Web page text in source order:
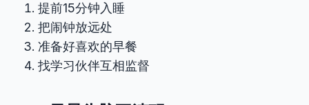
提前15分钟入睡
把闹钟放远处
准备好喜欢的早餐
找学习伙伴互相监督